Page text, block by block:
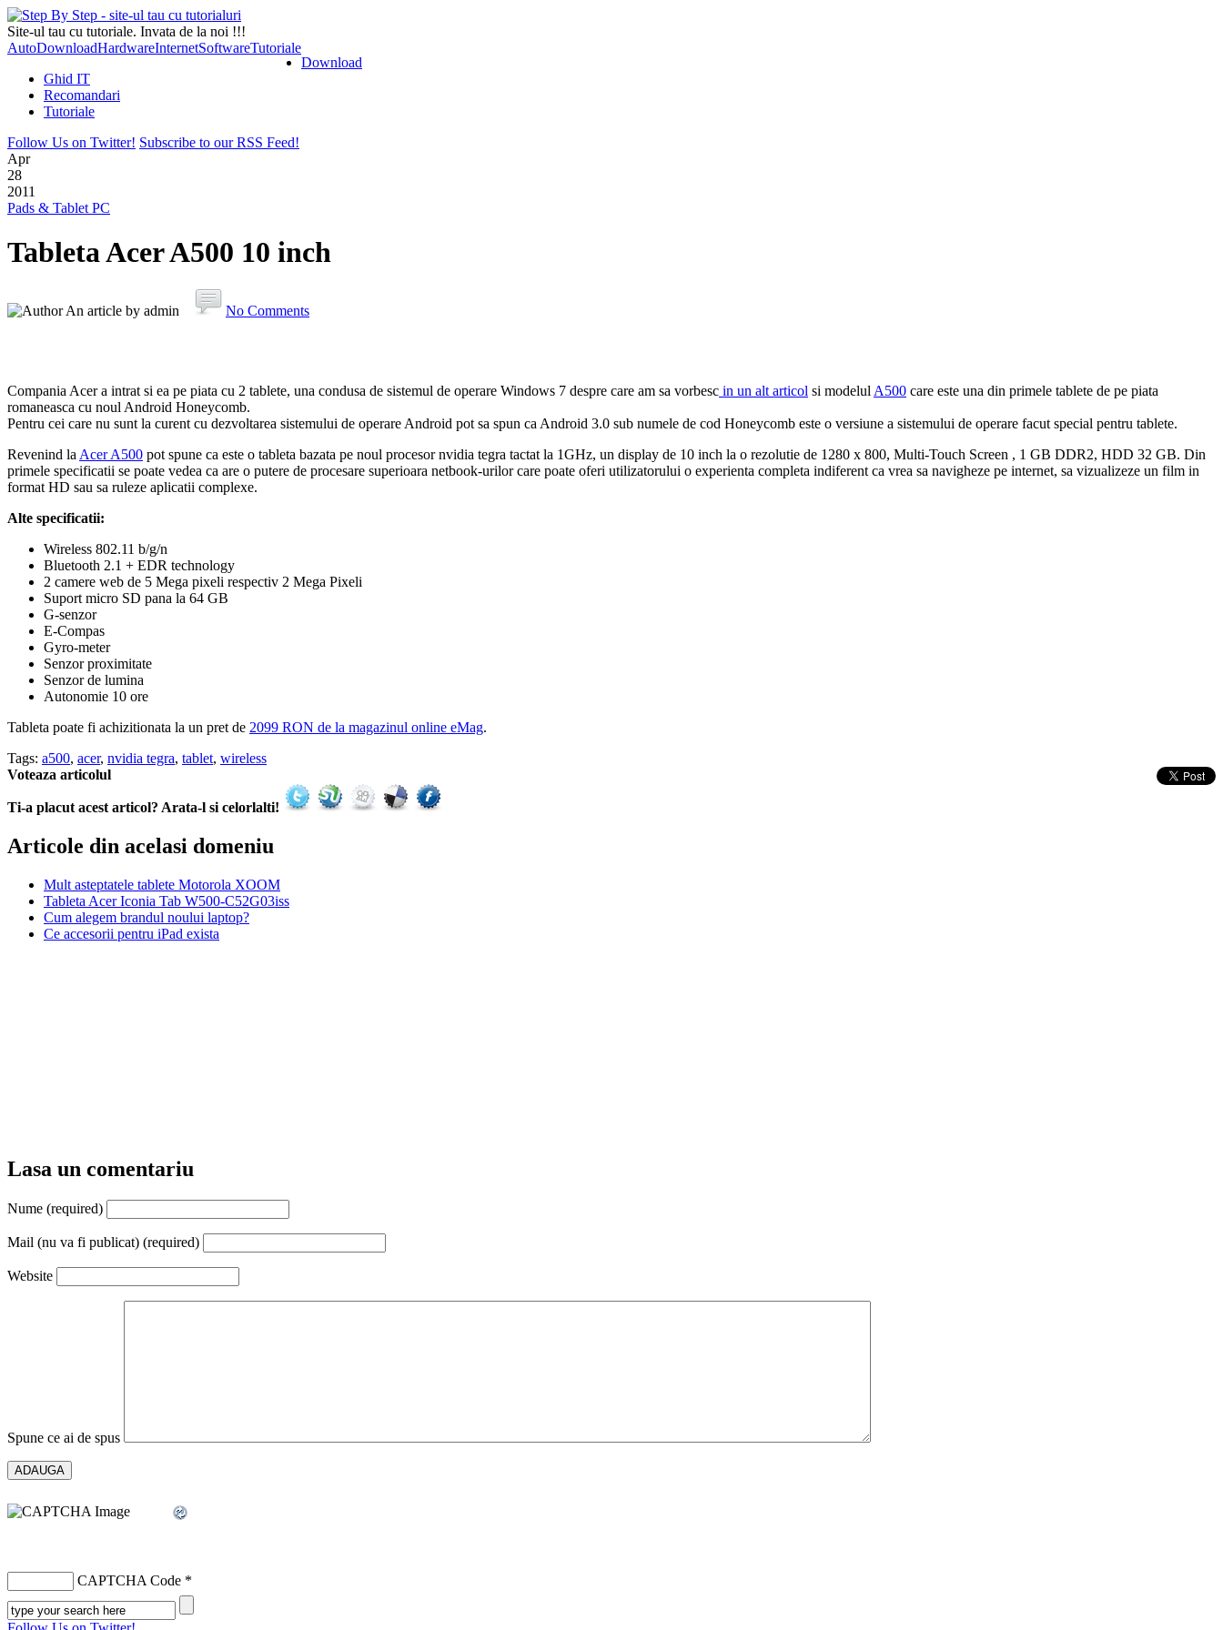
Site-ul tau cu tutoriale. Invata de la noi !!!
AutoDownloadHardwareInternetSoftwareTutoriale
Download
Ghid IT
Recomandari
Tutoriale
Follow Us on Twitter! Subscribe to our RSS Feed!
Apr
28
2011
Pads & Tablet PC
Tableta Acer A500 10 inch
An article by admin No Comments
Compania Acer a intrat si ea pe piata cu 2 tablete, una condusa de sistemul de operare Windows 7 despre care am sa vorbesc in un alt articol si modelul A500 care este una din primele tablete de pe piata
romaneasca cu noul Android Honeycomb.
Pentru cei care nu sunt la curent cu dezvoltarea sistemului de operare Android pot sa spun ca Android 3.0 sub numele de cod Honeycomb este o versiune a sistemului de operare facut special pentru tablete.
Revenind la Acer A500 pot spune ca este o tableta bazata pe noul procesor nvidia tegra tactat la 1GHz, un display de 10 inch la o rezolutie de 1280 x 800, Multi-Touch Screen , 1 GB DDR2, HDD 32 GB. Din
primele specificatii se poate vedea ca are o putere de procesare superioara netbook-urilor care poate oferi utilizatorului o experienta completa indiferent ca vrea sa navigheze pe internet, sa vizualizeze un film in
format HD sau sa ruleze aplicatii complexe.
Alte specificatii:
Wireless 802.11 b/g/n
Bluetooth 2.1 + EDR technology
2 camere web de 5 Mega pixeli respectiv 2 Mega Pixeli
Suport micro SD pana la 64 GB
G-senzor
E-Compas
Gyro-meter
Senzor proximitate
Senzor de lumina
Autonomie 10 ore
Tableta poate fi achizitionata la un pret de 2099 RON de la magazinul online eMag.
Tags: a500, acer, nvidia tegra, tablet, wireless
Voteaza articolul
Ti-a placut acest articol? Arata-l si celorlalti!
Articole din acelasi domeniu
Mult asteptatele tablete Motorola XOOM
Tableta Acer Iconia Tab W500-C52G03iss
Cum alegem brandul noului laptop?
Ce accesorii pentru iPad exista
Lasa un comentariu
Nume (required)
Mail (nu va fi publicat) (required)
Website
Spune ce ai de spus
CAPTCHA Code *